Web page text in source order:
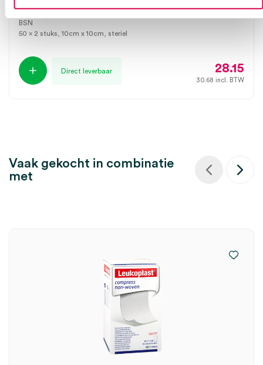
BSN
50 x 2 stuks, 10cm x 10cm, steriel
Direct leverbaar 28.15
30.68 incl. BTW
Vaak gekocht in combinatie
met